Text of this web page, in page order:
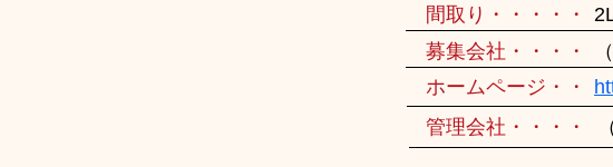
間取り・・・・・
募集会社・・・・
ホームページ・・
管理会社・・・・